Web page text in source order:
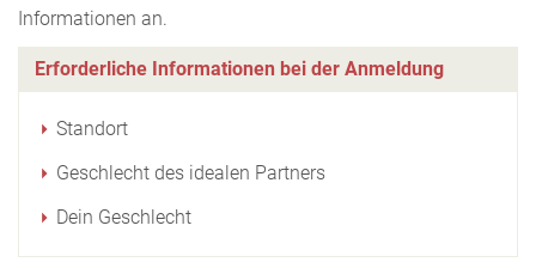
Informationen an.
Erforderliche Informationen bei der Anmeldung
Standort
Geschlecht des idealen Partners
Dein Geschlecht